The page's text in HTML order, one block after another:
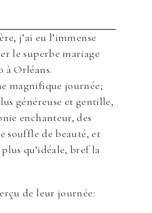
j’ai eu l’immense
le superbe mariage
à Orléans.
magnifique journée;
généreuse et gentille,
enchanteur, des
souffle de beauté, et
qu’idéale, bref la
de leur journée: